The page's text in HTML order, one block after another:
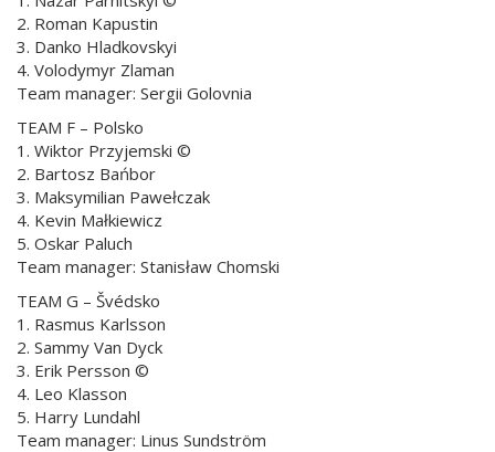
2. Roman Kapustin
3. Danko Hladkovskyi
4. Volodymyr Zlaman
Team manager: Sergii Golovnia
TEAM F – Polsko
1. Wiktor Przyjemski ©
2. Bartosz Bańbor
3. Maksymilian Pawełczak
4. Kevin Małkiewicz
5. Oskar Paluch
Team manager: Stanisław Chomski
TEAM G – Švédsko
1. Rasmus Karlsson
2. Sammy Van Dyck
3. Erik Persson ©
4. Leo Klasson
5. Harry Lundahl
Team manager: Linus Sundström